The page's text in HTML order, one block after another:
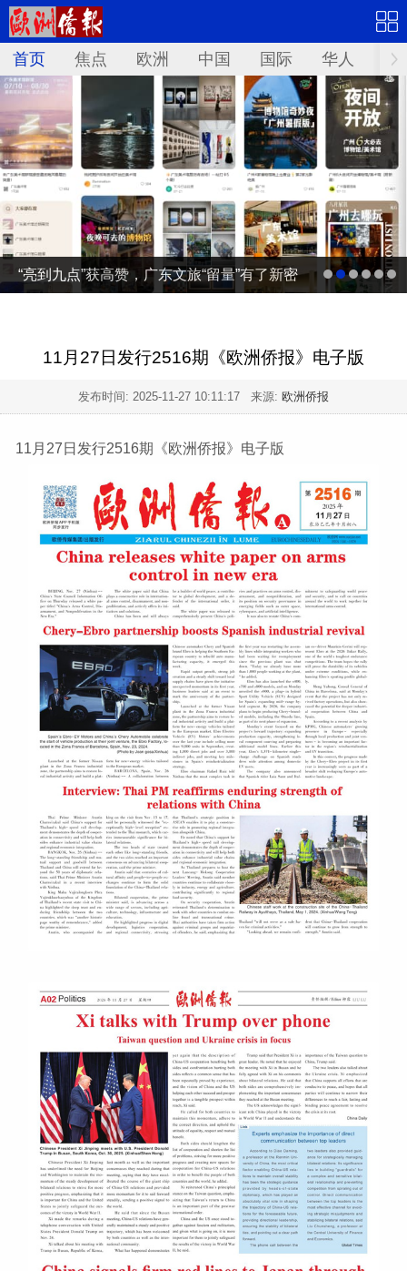
首页 焦点 欧洲 中国 国际 华人 文
“亮到九点”获高赞，广东文旅“留量”有了新密
11月27日发行2516期《欧洲侨报》电子版
发布时间: 2025-11-27 10:11:17 来源: 欧洲侨报
11月27日发行2516期《欧洲侨报》电子版